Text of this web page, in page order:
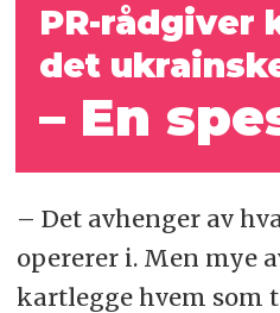
PR-rådgiver
det
– En
– Det avhenger av
opererer i. Men mye
kartlegge hvem som